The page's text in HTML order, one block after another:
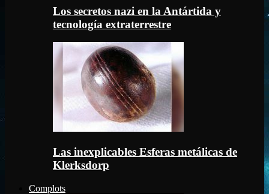
Los secretos nazi en la Antártida y
tecnología extraterrestre
Las inexplicables Esferas metálicas de
Klerksdorp
Complots